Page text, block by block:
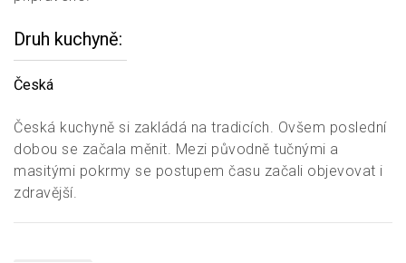
Druh kuchyně
Česká
Česká kuchyně si zakládá na tradicích. Ovšem poslední
dobou se začala měnit. Mezi původně tučnými a
masitými pokrmy se postupem času začali objevovat i
zdravější.